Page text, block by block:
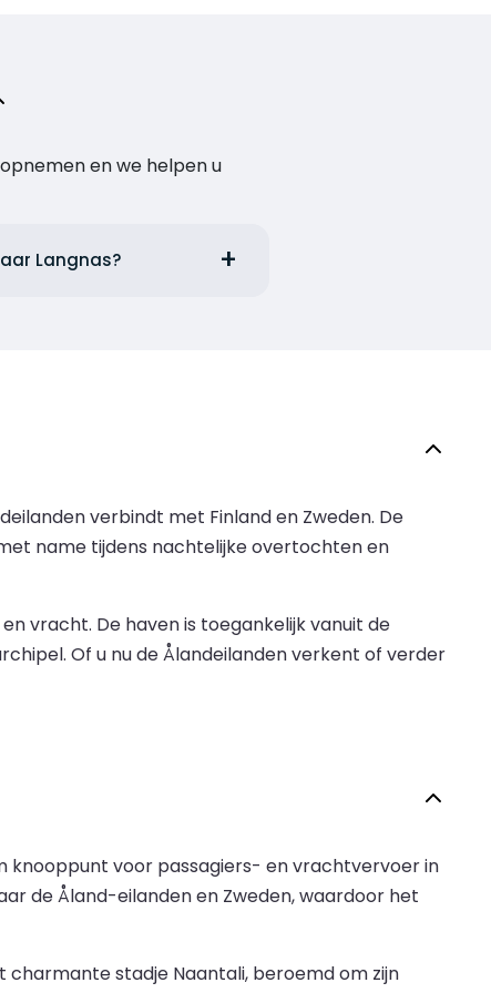
en we helpen u
Langnas?
verbindt met Finland en Zweden. De
name tijdens nachtelijke overtochten en
vracht. De haven is toegankelijk vanuit de
Of u nu de Ålandeilanden verkent of verder
knooppunt voor passagiers- en vrachtvervoer in
de Åland-eilanden en Zweden, waardoor het
stadje Naantali, beroemd om zijn